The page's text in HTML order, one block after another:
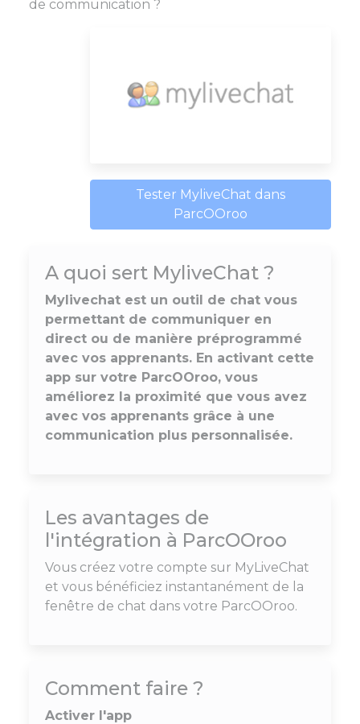
de communication ?
Tester MyliveChat dans
ParcOOroo
A quoi sert MyliveChat ?
Mylivechat est un outil de chat vous
permettant de communiquer en
direct ou de manière préprogrammé
avec vos apprenants. En activant cette
app sur votre ParcOOroo, vous
améliorez la proximité que vous avez
avec vos apprenants grâce à une
communication plus personnalisée.
Les avantages de
l'intégration à ParcOOroo
Vous créez votre compte sur MyLiveChat
et vous bénéficiez instantanément de la
fenêtre de chat dans votre ParcOOroo.
Comment faire ?
Activer l'app